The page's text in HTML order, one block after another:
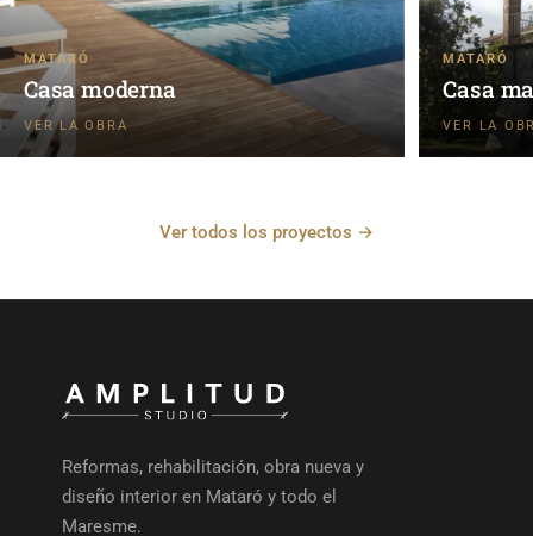
MATARÓ
Casa moderna
MATARÓ
Casa
Ver todos los proyectos →
Reformas, rehabilitación, obra nueva y
diseño interior en Mataró y todo el
Maresme.